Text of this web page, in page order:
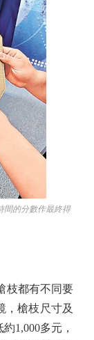
間的分數作最終得
都有不同要
，槍枝尺寸及
1,000多元，